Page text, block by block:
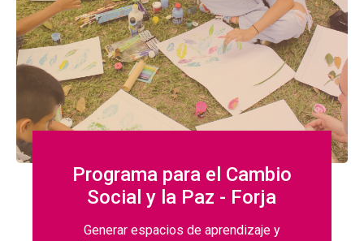
Programa para el Cambio
Social y la Paz - Forja
Generar espacios de aprendizaje y